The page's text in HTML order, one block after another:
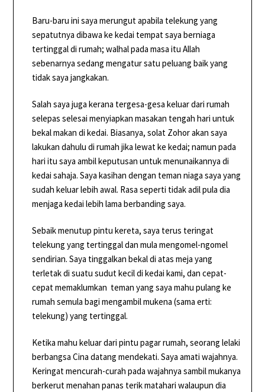
Baru-baru ini saya merungut apabila telekung yang
sepatutnya dibawa ke kedai tempat saya berniaga
tertinggal di rumah; walhal pada masa itu Allah
sebenarnya sedang mengatur satu peluang baik yang
tidak saya jangkakan.
Salah saya juga kerana tergesa-gesa keluar dari rumah
selepas selesai menyiapkan masakan tengah hari untuk
bekal makan di kedai. Biasanya, solat Zohor akan saya
lakukan dahulu di rumah jika lewat ke kedai; namun pada
hari itu saya ambil keputusan untuk menunaikannya di
kedai sahaja. Saya kasihan dengan teman niaga saya yang
sudah keluar lebih awal. Rasa seperti tidak adil pula dia
menjaga kedai lebih lama berbanding saya.
Sebaik menutup pintu kereta, saya terus teringat
telekung yang tertinggal dan mula mengomel-ngomel
sendirian. Saya tinggalkan bekal di atas meja yang
terletak di suatu sudut kecil di kedai kami, dan cepat-
cepat memaklumkan teman yang saya mahu pulang ke
rumah semula bagi mengambil mukena (sama erti:
telekung) yang tertinggal.
Ketika mahu keluar dari pintu pagar rumah, seorang lelaki
berbangsa Cina datang mendekati. Saya amati wajahnya.
Keringat mencurah-curah pada wajahnya sambil mukanya
berkerut menahan panas terik matahari walaupun dia